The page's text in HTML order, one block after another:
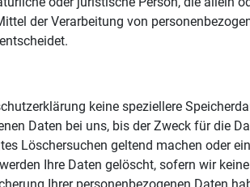
der Verarbeitung von
keine speziellere
Daten bei uns, bis der Zweck für die
Löschersuchen geltend machen oder
Ihre Daten gelöscht, sofern wir